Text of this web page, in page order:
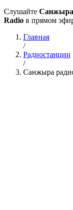
Cлушайте Санжыра
Radio в прямом
Главная
/
Радиостанции
/
Санжыра